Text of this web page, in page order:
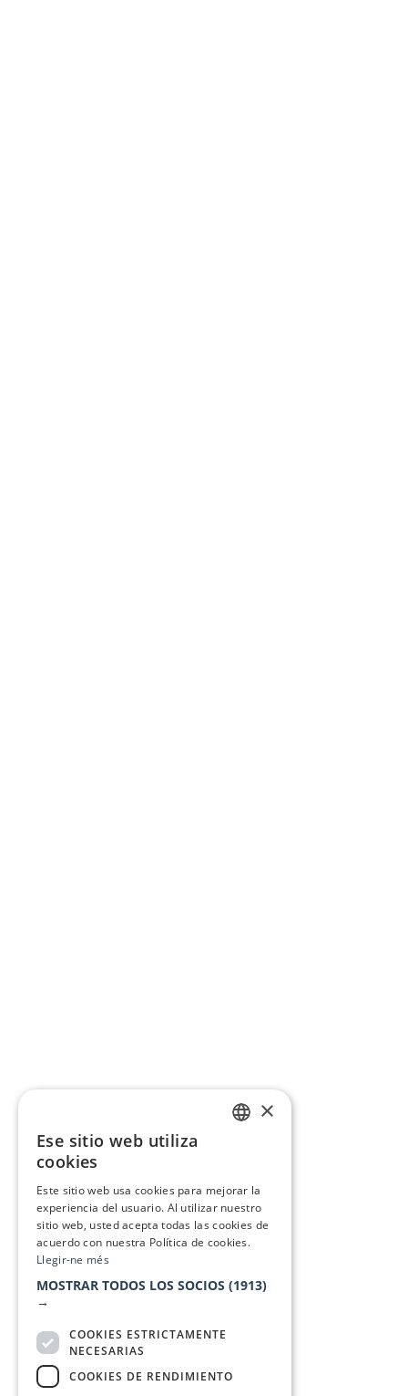
×
Ese sitio web utiliza
cookies
Este sitio web usa cookies para mejorar la
experiencia del usuario. Al utilizar nuestro
sitio web, usted acepta todas las cookies de
acuerdo con nuestra Política de cookies.
Llegir-ne més
MOSTRAR TODOS LOS SOCIOS (1913)
→
COOKIES ESTRICTAMENTE
NECESARIAS
COOKIES DE RENDIMIENTO